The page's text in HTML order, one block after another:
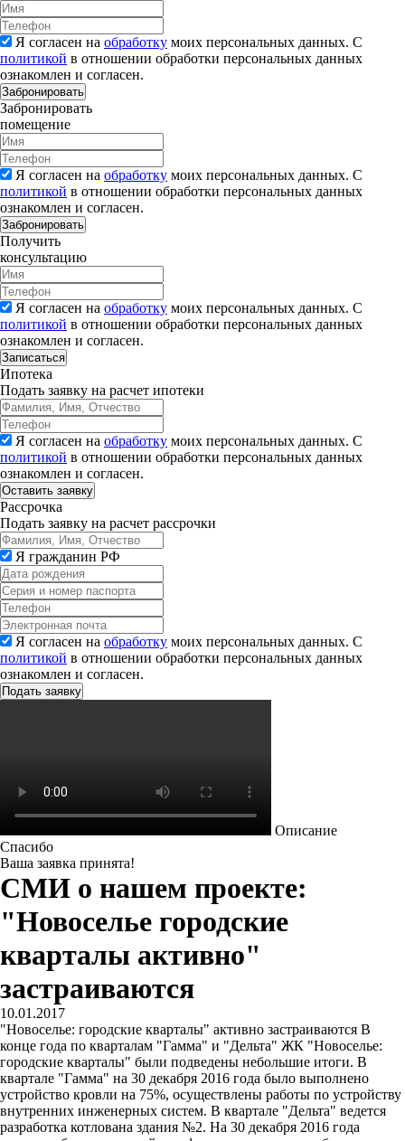
Я согласен на обработку моих персональных данных. С
политикой в отношении обработки персональных данных
ознакомлен и согласен.
Забронировать
Забронировать
помещение
Я согласен на обработку моих персональных данных. С
политикой в отношении обработки персональных данных
ознакомлен и согласен.
Забронировать
Получить
консультацию
Я согласен на обработку моих персональных данных. С
политикой в отношении обработки персональных данных
ознакомлен и согласен.
Записаться
Ипотека
Подать заявку на расчет ипотеки
Я согласен на обработку моих персональных данных. С
политикой в отношении обработки персональных данных
ознакомлен и согласен.
Рассрочка
Подать заявку на расчет рассрочки
Я гражданин РФ
Я согласен на обработку моих персональных данных. С
политикой в отношении обработки персональных данных
ознакомлен и согласен.
Описание
Спасибо
Ваша заявка принята!
СМИ о нашем проекте:
"Новоселье городские
кварталы активно"
застраиваются
10.01.2017
"Новоселье: городские кварталы" активно застраиваются В
конце года по кварталам "Гамма" и "Дельта" ЖК "Новоселье:
городские кварталы" были подведены небольшие итоги. В
квартале "Гамма" на 30 декабря 2016 года было выполнено
устройство кровли на 75%, осуществлены работы по устройству
внутренних инженерных систем. В квартале "Дельта" ведется
разработка котлована здания №2. На 30 декабря 2016 года